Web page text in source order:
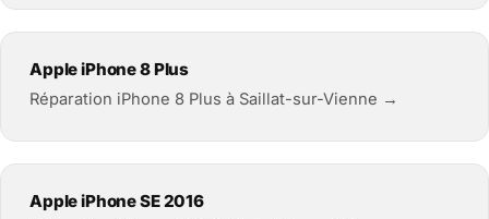
Apple iPhone 8 Plus
Réparation iPhone 8 Plus à Saillat-sur-Vienne →
Apple iPhone SE 2016